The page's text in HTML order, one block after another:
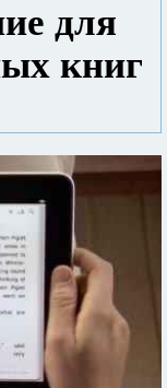
для
книг